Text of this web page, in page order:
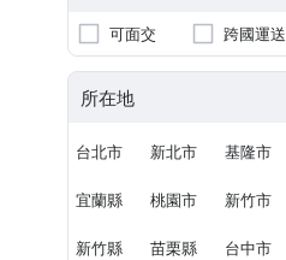
可面交 跨國運送
所在地
台北市 新北市 基隆市
宜蘭縣 桃園市 新竹市
新竹縣 苗栗縣 台中市